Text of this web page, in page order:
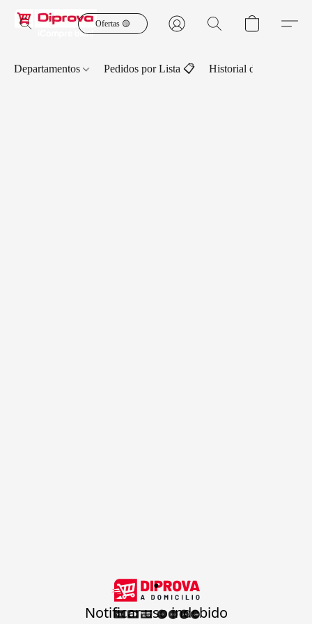
Ofertas 🟡
Departamentos Pedidos por Lista 📋 Historial de Pedidos
.
Notificar uso indebido